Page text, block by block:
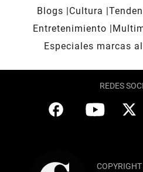
Blogs
Cultura
Entretenimiento
Especiales marcas
REDES